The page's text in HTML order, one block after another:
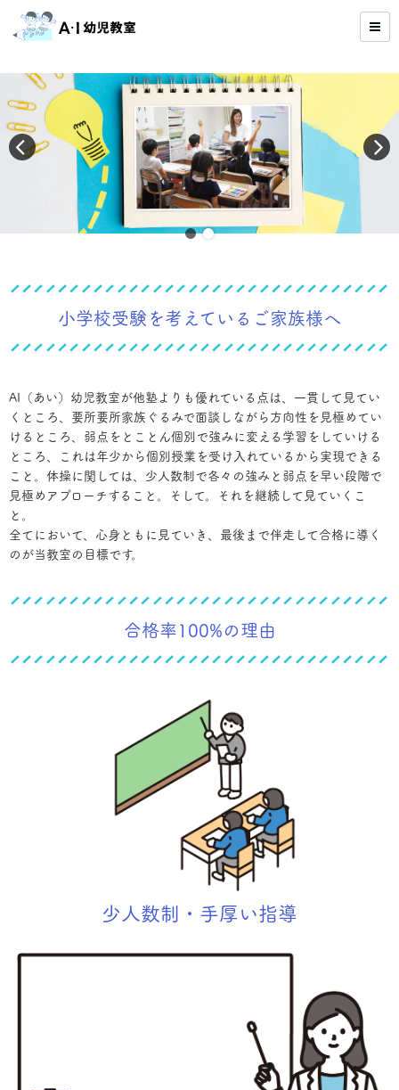
小学校受験を考えているご家族様へ
AI（あい）幼児教室が他塾よりも優れている点は、一貫して見てい
くところ、要所要所家族ぐるみで面談しながら方向性を見極めてい
けるところ、弱点をとことん個別で強みに変える学習をしていける
ところ、これは年少から個別授業を受け入れているから実現できる
こと。体操に関しては、少人数制で各々の強みと弱点を早い段階で
見極めアプローチすること。そして。それを継続して見ていくこ
と。
全てにおいて、心身ともに見ていき、最後まで伴走して合格に導く
のが当教室の目標です。
合格率100%の理由
少人数制・手厚い指導